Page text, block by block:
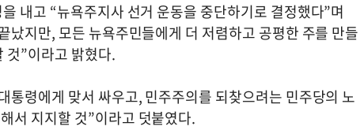
내고 “뉴욕주지사 선거 운동을 중단하기로 결정했다”며
났지만, 모든 뉴욕주민들에게 더 저렴하고 공평한 주를 만들
것”이라고 밝혔다.
통령에게 맞서 싸우고, 민주주의를 되찾으려는 민주당의 노
서 지지할 것”이라고 덧붙였다.